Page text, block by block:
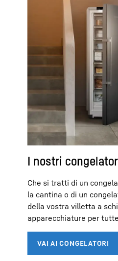
I nostri
Che si tratti di un
la cantina o di un
della vostra villetta a
apparecchiature per